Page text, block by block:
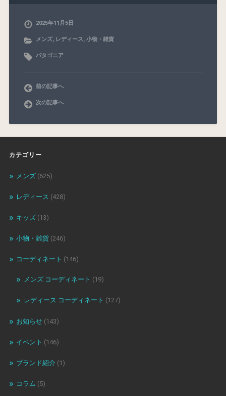
2025年11月5日
メンズ, レディース, 小物・雑貨
パタゴニア
前の記事へ
次の記事へ
カテゴリー
メンズ(625)
レディース (428)
キッズ(13)
小物・雑貨(246)
コーディネート (146)
メンズ コーディネート (19)
レディース コーディネート (127)
お知らせ(143)
イベント (146)
ブランド紹介 (1)
コラム (5)